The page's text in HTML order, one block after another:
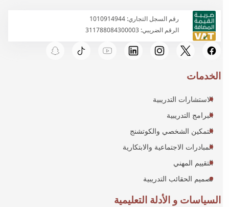
رقم السجل التجاري: 1010914944
الرقم الضريبي: 311788084300003
الخدمات
الاستشارات التدريبية
البرامج التدريبية
التمكين الشخصي والكوتشنج
المبادرات الاجتماعية والابتكارية
التقييم المهني
تصميم الحقائب التدريبية
السياسات و الأدلة التعليمية